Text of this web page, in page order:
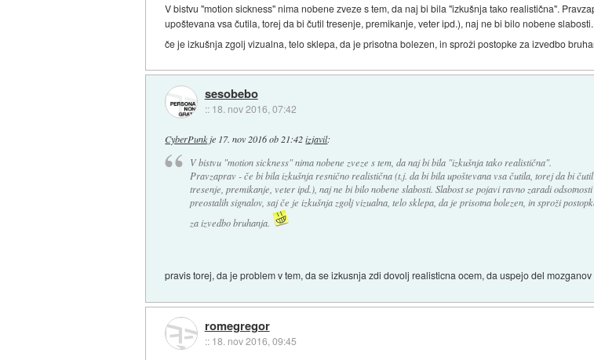
V bistvu "motion sickness" nima nobene zveze s tem, da naj bi bila "izkušnja tako realistična".
upoštevana vsa čutila, torej da bi čutil tresenje, premikanje, veter ipd.), naj ne bi bilo nobene
če je izkušnja zgolj vizualna, telo sklepa, da je prisotna bolezen, in sproži postopke za izvedbo
sesobebo
:: 18. nov 2016, 07:42
CyberPunkje 17. nov 2016 ob 21:42 izjavil:
V bistvu "motion sickness" nima nobene zveze s tem, da naj bi bila "izkušnja tako realistična".
Pravzaprav - če bi bila izkušnja resnično realistična (t.j. da bi bila upoštevana vsa čutila, torej da bi čutil
tresenje, premikanje, veter ipd.), naj ne bi bilo nobene slabosti. Slabost se pojavi ravno zaradi odsotnosti
preostalih signalov, saj če je izkušnja zgolj vizualna, telo sklepa, da je prisotna bolezen, in sproži
za izvedbo bruhanja.
pravis torej, da je problem v tem, da se izkusnja zdi dovolj realisticna ocem, da uspejo del
romegregor
:: 18. nov 2016, 09:45